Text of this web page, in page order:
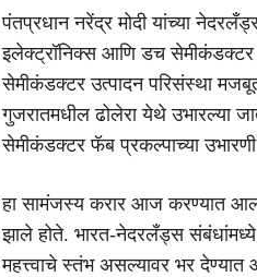
पंतप्रधान नरेंद्र मोदी यांच्या
इलेक्ट्रॉनिक्स आणि डच सेमीकंडक्टर
सेमीकंडक्टर उत्पादन परिसंस्था
गुजरातमधील ढोलेरा येथे उभारल्या
सेमीकंडक्टर फॅब प्रकल्पाच्या
हा सामंजस्य करार आज करण्यात
झाले होते. भारत-नेदरलँड्स संबंधांमध्ये
महत्त्वाचे स्तंभ असल्यावर भर देण्यात